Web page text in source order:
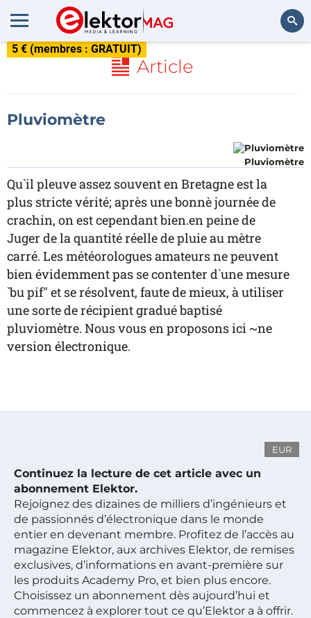
5 € (membres : GRATUIT)
Article
Pluviomètre
Pluviomètre
Qu`il pleuve assez souvent en Bretagne est la
plus stricte vérité; après une bonnè journée de
crachin, on est cependant bien.en peine de
Juger de la quantité réelle de pluie au mètre
carré. Les météorologues amateurs ne peuvent
bien évidemment pas se contenter d`une mesure
`bu pif" et se résolvent, faute de mieux, à utiliser
une sorte de récipient gradué baptisé
pluviomètre. Nous vous en proposons ici ~ne
version électronique.
EUR
Continuez la lecture de cet article avec un
abonnement Elektor.
Rejoignez des dizaines de milliers d’ingénieurs et
de passionnés d’électronique dans le monde
entier en devenant membre. Profitez de l’accès au
magazine Elektor, aux archives Elektor, de remises
exclusives, d’informations en avant-première sur
les produits Academy Pro, et bien plus encore.
Choisissez un abonnement dès aujourd’hui et
commencez à explorer tout ce qu’Elektor a à offrir.